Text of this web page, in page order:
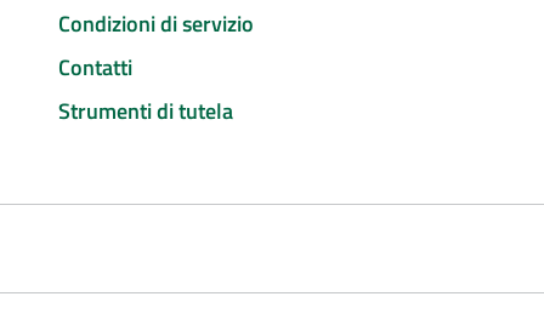
Condizioni di servizio
Contatti
Strumenti di tutela